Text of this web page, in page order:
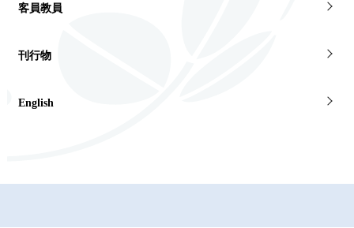
客員教員
刊行物
English